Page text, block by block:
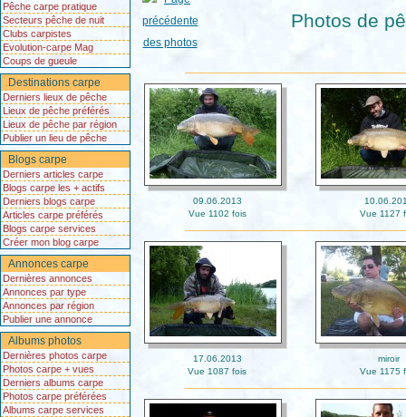
Pêche carpe pratique
Secteurs pêche de nuit
Clubs carpistes
Evolution-carpe Mag
Coups de gueule
Destinations carpe
Derniers lieux de pêche
Lieux de pêche préférés
Lieux de pêche par région
Publier un lieu de pêche
Blogs carpe
Derniers articles carpe
Blogs carpe les + actifs
Derniers blogs carpe
Articles carpe préférés
Blogs carpe services
Créer mon blog carpe
Annonces carpe
Dernières annonces
Annonces par type
Annonces par région
Publier une annonce
Albums photos
Dernières photos carpe
Photos carpe + vues
Derniers albums carpe
Photos carpe préférées
Albums carpe services
Photos de
09.06.2013
Vue 1102 fois
Vue 1127
17.06.2013
Vue 1087 fois
miroir
Vue 1175